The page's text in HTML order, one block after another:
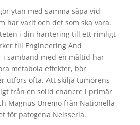
ytan med samma såpa vid
har varit och det som ska vara.
i din hantering till ett rimligt
till Engineering And
i samband med en måltid har
metabola effekter, bör
utförs ofta. Att skilja tumörens
från en solid chancre i primär
Magnus Unemo från Nationella
för patogena Neisseria.